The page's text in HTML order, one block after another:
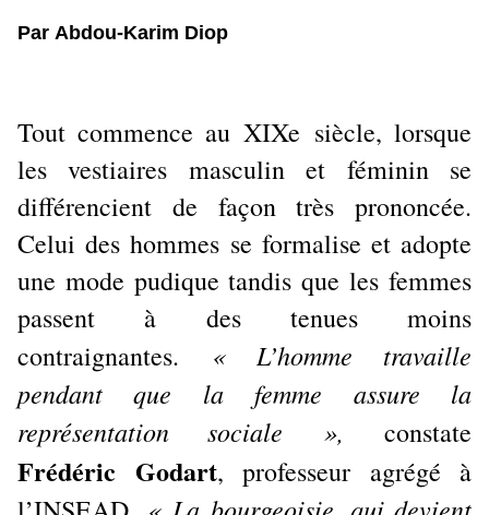
Par Abdou-Karim Diop
Tout commence au XIXe siècle, lorsque
les vestiaires masculin et féminin se
différencient de façon très prononcée.
Celui des hommes se formalise et adopte
une mode pudique tandis que les femmes
passent à des tenues moins
contraignantes. « L’homme travaille
pendant que la femme assure la
représentation sociale », constate
Frédéric Godart, professeur agrégé à